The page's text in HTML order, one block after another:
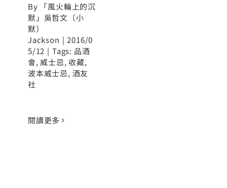
By
「風火輪上的沉
默」吳哲文〔小
默〕
Jackson | 2016/0
5/12 | Tags: 品酒
會, 威士忌, 收藏,
波本威士忌, 酒友
社
閱讀更多